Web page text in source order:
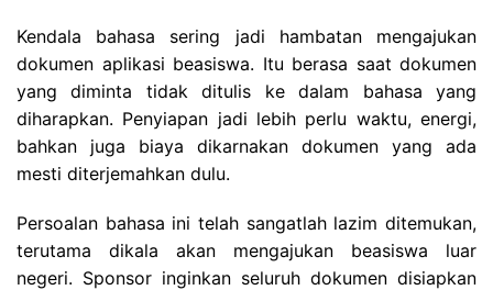
Kendala bahasa sering jadi hambatan mengajukan
dokumen aplikasi beasiswa. Itu berasa saat dokumen
yang diminta tidak ditulis ke dalam bahasa yang
diharapkan. Penyiapan jadi lebih perlu waktu, energi,
bahkan juga biaya dikarnakan dokumen yang ada
mesti diterjemahkan dulu.
Persoalan bahasa ini telah sangatlah lazim ditemukan,
terutama dikala akan mengajukan beasiswa luar
negeri. Sponsor inginkan seluruh dokumen disiapkan